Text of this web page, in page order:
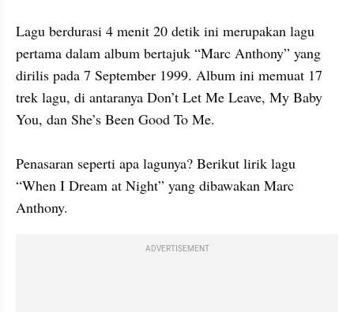
Lagu berdurasi 4 menit 20 detik ini merupakan lagu
pertama dalam album bertajuk “Marc Anthony” yang
dirilis pada 7 September 1999. Album ini memuat 17
trek lagu, di antaranya Don’t Let Me Leave, My Baby
You, dan She’s Been Good To Me.
Penasaran seperti apa lagunya? Berikut lirik lagu
“When I Dream at Night” yang dibawakan Marc
Anthony.
ADVERTISEMENT